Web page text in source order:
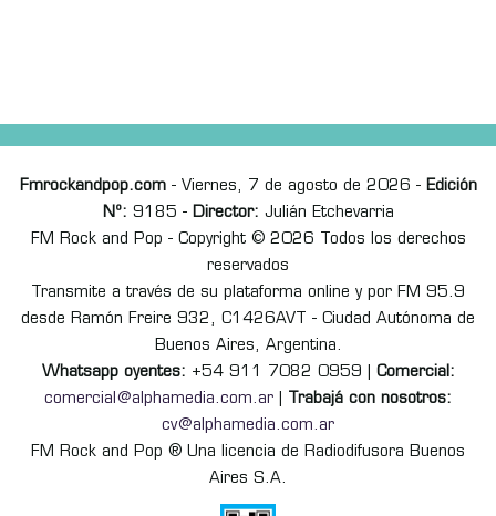
Fmrockandpop.com- Viernes, 7 de agosto de 2026 - Edición
Nº: 9185 - Director: Julián Etchevarria
FM Rock and Pop - Copyright © 2026 Todos los derechos
reservados
Transmite a través de su plataforma online y por FM 95.9
desde Ramón Freire 932, C1426AVT - Ciudad Autónoma de
Buenos Aires, Argentina.
Whatsapp oyentes: +54 911 7082 0959 | Comercial:
comercial@alphamedia.com.ar
Trabajá con nosotros:
cv@alphamedia.com.ar
FM Rock and Pop ® Una licencia de Radiodifusora Buenos
Aires S.A.